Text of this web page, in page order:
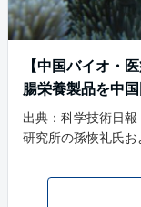
【中国バイオ・
腸栄養製品を中
出典：科学技術日
研究所の孫恢礼氏お